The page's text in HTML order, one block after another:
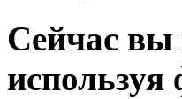
Сейчас вы